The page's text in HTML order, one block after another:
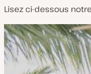
:Lisez ci-dessous